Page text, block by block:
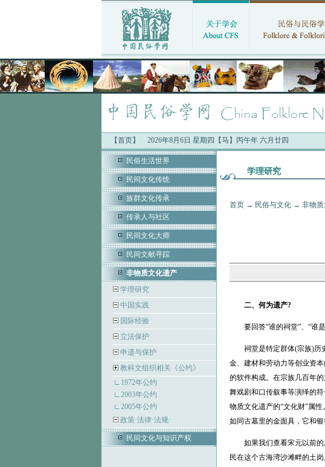
【首页】 2026年8月6日 星期四【马】丙午年 六月廿四
民俗生活世界
民间文化传统
族群文化传承
传承人与社区
民间文化大师
民间文献寻踪
非物质文化遗产
学理研究
中国实践
国际经验
立法保护
申遗与保护
教科文组织相关《公约》
1972年公约
2003年公约
2005年公约
政策·法律·法规·
民间文化与知识产权
学理研究
首页→ 民俗与文化→ 非物
二、何为遗产?
要回答“谁的祠堂”、“谁是
祠堂是特定群体(宗族)历史
金、建材和劳动力等创业资
的软件构成。在宗族几百年
舞戏剧和口传叙事等演绎的
物质文化遗产的“文化财”属
如同古墓里的金面具，它和
如果我们查看宋元以前的
民在这个古海湾沙滩畔的土